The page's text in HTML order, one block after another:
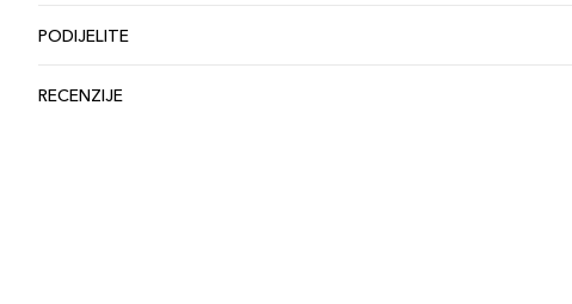
PODIJELITE
RECENZIJE